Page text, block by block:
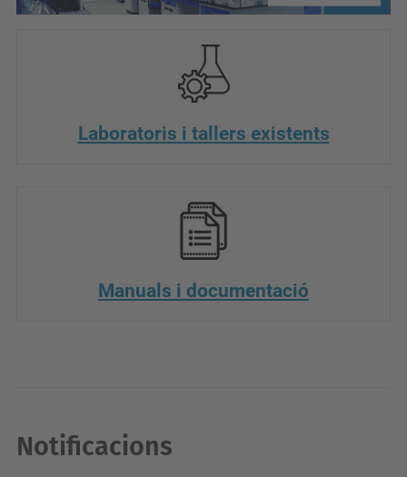
Laboratoris i tallers existents
Manuals i documentació
Notificacions